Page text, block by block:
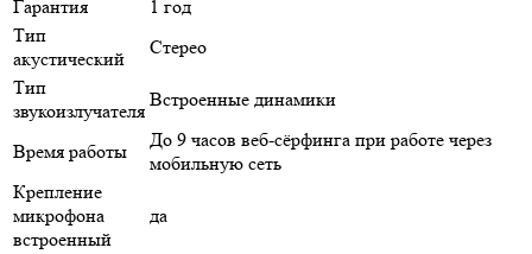
Гарантия
1 год
Тип
акустический
Стерео
Тип
звукоизлучателя
Встроенные динамики
Время работы
До 9 часов веб-сёрфинга при работе через
мобильную сеть
Крепление
микрофона
встроенный
да